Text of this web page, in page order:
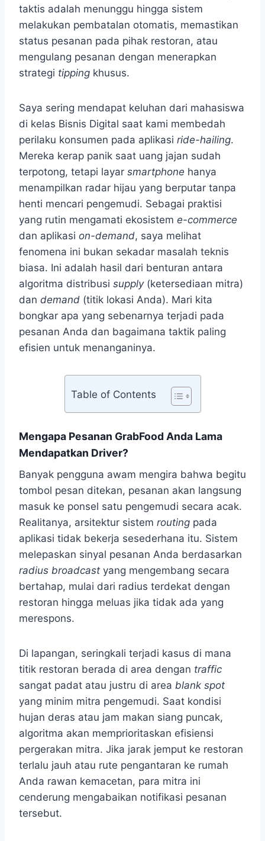
taktis adalah menunggu hingga sistem
melakukan pembatalan otomatis, memastikan
status pesanan pada pihak restoran, atau
mengulang pesanan dengan menerapkan
strategi tipping khusus.
Saya sering mendapat keluhan dari mahasiswa
di kelas Bisnis Digital saat kami membedah
perilaku konsumen pada aplikasi ride-hailing.
Mereka kerap panik saat uang jajan sudah
terpotong, tetapi layar smartphone hanya
menampilkan radar hijau yang berputar tanpa
henti mencari pengemudi. Sebagai praktisi
yang rutin mengamati ekosistem e-commerce
dan aplikasi on-demand, saya melihat
fenomena ini bukan sekadar masalah teknis
biasa. Ini adalah hasil dari benturan antara
algoritma distribusi supply(ketersediaan mitra)
dan demand (titik lokasi Anda). Mari kita
bongkar apa yang sebenarnya terjadi pada
pesanan Anda dan bagaimana taktik paling
efisien untuk menanganinya.
Table of Contents
Mengapa Pesanan GrabFood Anda Lama
Mendapatkan Driver?
Banyak pengguna awam mengira bahwa begitu
tombol pesan ditekan, pesanan akan langsung
masuk ke ponsel satu pengemudi secara acak.
Realitanya, arsitektur sistem routing pada
aplikasi tidak bekerja sesederhana itu. Sistem
melepaskan sinyal pesanan Anda berdasarkan
radius broadcast yang mengembang secara
bertahap, mulai dari radius terdekat dengan
restoran hingga meluas jika tidak ada yang
merespons.
Di lapangan, seringkali terjadi kasus di mana
titik restoran berada di area dengan traffic
sangat padat atau justru di area blank spot
yang minim mitra pengemudi. Saat kondisi
hujan deras atau jam makan siang puncak,
algoritma akan memprioritaskan efisiensi
pergerakan mitra. Jika jarak jemput ke restoran
terlalu jauh atau rute pengantaran ke rumah
Anda rawan kemacetan, para mitra ini
cenderung mengabaikan notifikasi pesanan
tersebut.